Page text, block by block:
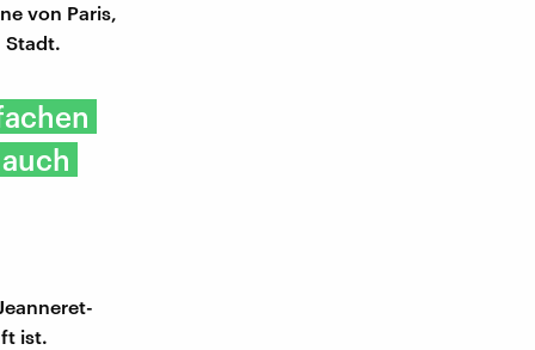
von Paris,
Stadt.
ist.